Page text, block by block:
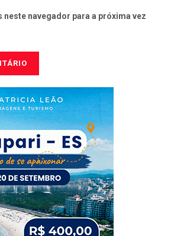
neste navegador para a próxima vez